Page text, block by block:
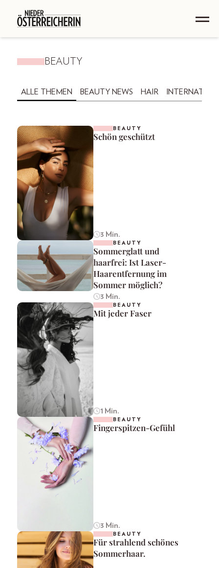
BEAUTY
ALLE THEMEN BEAUTY NEWS HAIR
BEAUTY
Schön geschützt
3 Min.
BEAUTY
Sommerglatt und
haarfrei: Ist Laser-
Haarentfernung im
Sommer möglich?
3 Min.
BEAUTY
Mit jeder Faser
1 Min.
BEAUTY
Fingerspitzen-Gefühl
3 Min.
BEAUTY
Für strahlend schönes
Sommerhaar.